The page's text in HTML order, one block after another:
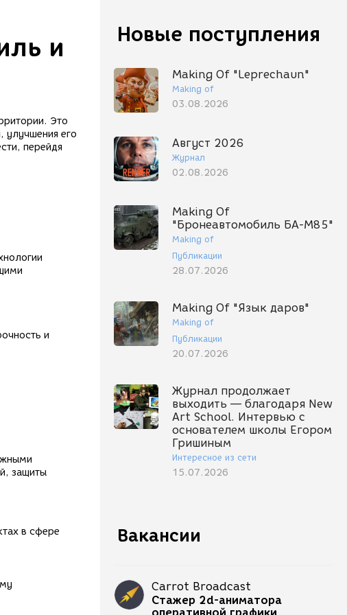
Новые поступления
Making Of "Leprechaun"
Making of
03.08.2026
Август 2026
Журнал
02.08.2026
Making Of
"Бронеавтомобиль БА-М85"
Making of
Публикации
28.07.2026
Making Of "Язык даров"
Making of
Публикации
20.07.2026
Журнал продолжает
выходить — благодаря New
Art School. Интервью с
основателем школы Егором
Гришиным
Интересное из сети
15.07.2026
Вакансии
Carrot Broadcast
Стажер 2d-аниматора
и
Это
улучшения его
перейдя
и
защиты
в сфере